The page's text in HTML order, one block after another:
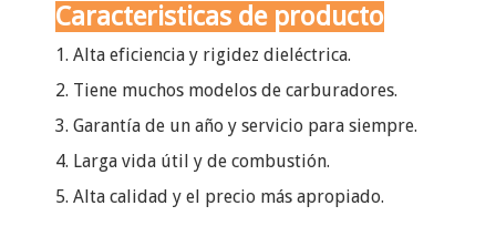
Caracteristicas de producto
1. Alta eficiencia y rigidez dieléctrica.
2. Tiene muchos modelos de carburadores.
3. Garantía de un año y servicio para siempre.
4. Larga vida útil y de combustión.
5. Alta calidad y el precio más apropiado.